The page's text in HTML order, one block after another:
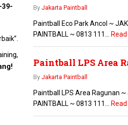
39-
By Jakarta Paintball
Paintball Eco Park Ancol ~
PAINTBALL ~ 0813 111...
Paintball LPS Area
By Jakarta Paintball
Paintball LPS Area Ragunan ~
PAINTBALL ~ 0813 111...